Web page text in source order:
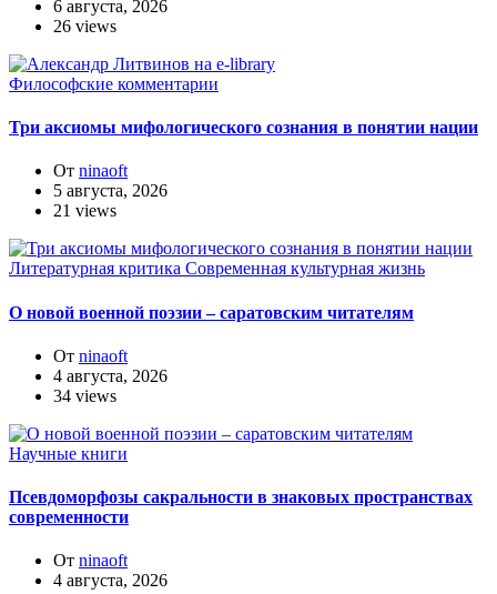
6 августа, 2026
26 views
Философские комментарии
Три аксиомы мифологического сознания в понятии нации
От ninaoft
5 августа, 2026
21 views
Литературная критика Современная культурная жизнь
О новой военной поэзии – саратовским читателям
От ninaoft
4 августа, 2026
34 views
Научные книги
Псевдоморфозы сакральности в знаковых пространствах
современности
От ninaoft
4 августа, 2026